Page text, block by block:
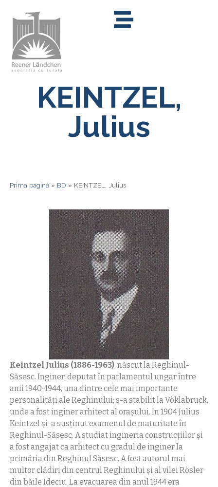
KEINTZEL,
Julius
Prima pagină » BD » KEINTZEL, Julius
Keintzel Julius (1886-1963), născut la Reghinul-
Săsesc. Inginer, deputat în parlamentul ungar între
anii 1940-1944, una dintre cele mai importante
personalităţi ale Reghinului; s-a stabilit la Vöklabruck,
unde a fost inginer arhitect al orașului. In 1904 Julius
Keintzel și-a susţinut examenul de maturitate în
Reghinul-Săsesc. A studiat ingineria construcţiilor şi
a fost angajat ca arhitect cu gradul de inginer la
primăria din Reghinul Săsesc. A fost autorul mai
multor clădiri din centrul Reghinului și al vilei Rösler
din băile Ideciu. La evacuarea din anul 1944 era